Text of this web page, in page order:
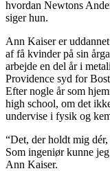
hvordan Newtons
siger hun.
Ann Kaiser er
af få kvinder på sin
arbejde en del år i
Providence syd for
Efter nogle år som
high school, om det
undervise i fysik og
“Det, der holdt mig
Som ingeniør kunne
Ann Kaiser.